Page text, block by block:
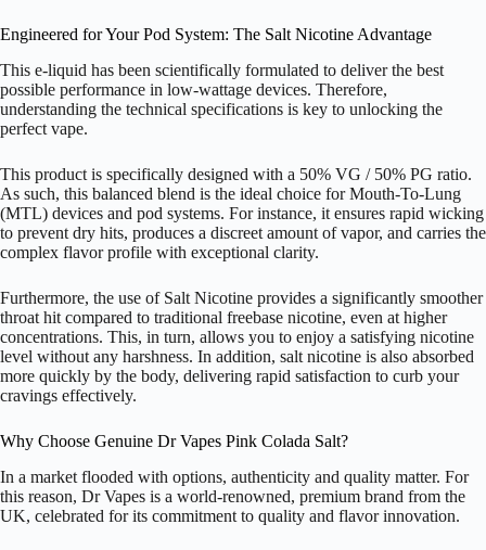
Engineered for Your Pod System: The Salt Nicotine Advantage
This e-liquid has been scientifically formulated to deliver the best
possible performance in low-wattage devices. Therefore,
understanding the technical specifications is key to unlocking the
perfect vape.
This product is specifically designed with a 50% VG / 50% PG ratio.
As such, this balanced blend is the ideal choice for Mouth-To-Lung
(MTL) devices and pod systems. For instance, it ensures rapid wicking
to prevent dry hits, produces a discreet amount of vapor, and carries the
complex flavor profile with exceptional clarity.
Furthermore, the use of Salt Nicotine provides a significantly smoother
throat hit compared to traditional freebase nicotine, even at higher
concentrations. This, in turn, allows you to enjoy a satisfying nicotine
level without any harshness. In addition, salt nicotine is also absorbed
more quickly by the body, delivering rapid satisfaction to curb your
cravings effectively.
Why Choose Genuine Dr Vapes Pink Colada Salt?
In a market flooded with options, authenticity and quality matter. For
this reason, Dr Vapes is a world-renowned, premium brand from the
UK, celebrated for its commitment to quality and flavor innovation.